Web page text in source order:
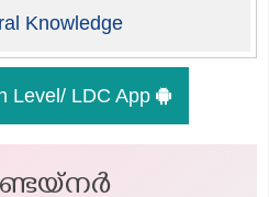
Knowledge
Level/ LDC App